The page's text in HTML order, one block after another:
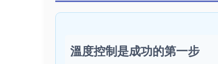
溫度控制是成功的第一步